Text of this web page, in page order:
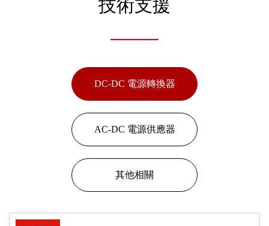
技術支援
DC-DC 電源轉換器
AC-DC 電源供應器
其他相關